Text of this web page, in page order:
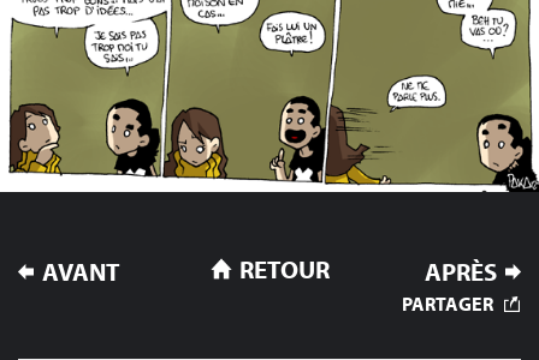
NAVIGATION
DE
AVANT APRÈS
RETOUR
PARTAGER